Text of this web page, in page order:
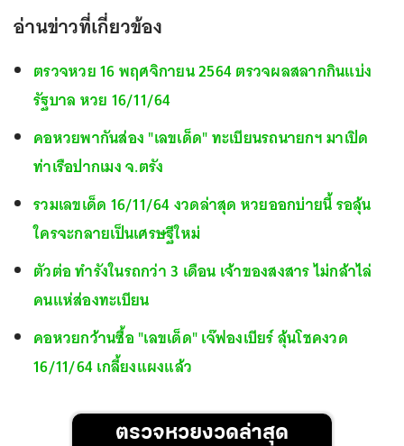
อ่านข่าวที่เกี่ยวข้อง
ตรวจหวย 16 พฤศจิกายน 2564 ตรวจผลสลากกินแบ่ง
รัฐบาล หวย 16/11/64
คอหวยพากันส่อง "เลขเด็ด" ทะเบียนรถนายกฯ มาเปิด
ท่าเรือปากเมง จ.ตรัง
รวมเลขเด็ด 16/11/64 งวดล่าสุด หวยออกบ่ายนี้ รอลุ้น
ใครจะกลายเป็นเศรษฐีใหม่
ตัวต่อ ทำรังในรถกว่า 3 เดือน เจ้าของสงสาร ไม่กล้าไล่
คนแห่ส่องทะเบียน
คอหวยกว้านซื้อ "เลขเด็ด" เจ๊ฟองเบียร์ ลุ้นโชคงวด
16/11/64 เกลี้ยงแผงแล้ว
ตรวจหวยงวดล่าสุด